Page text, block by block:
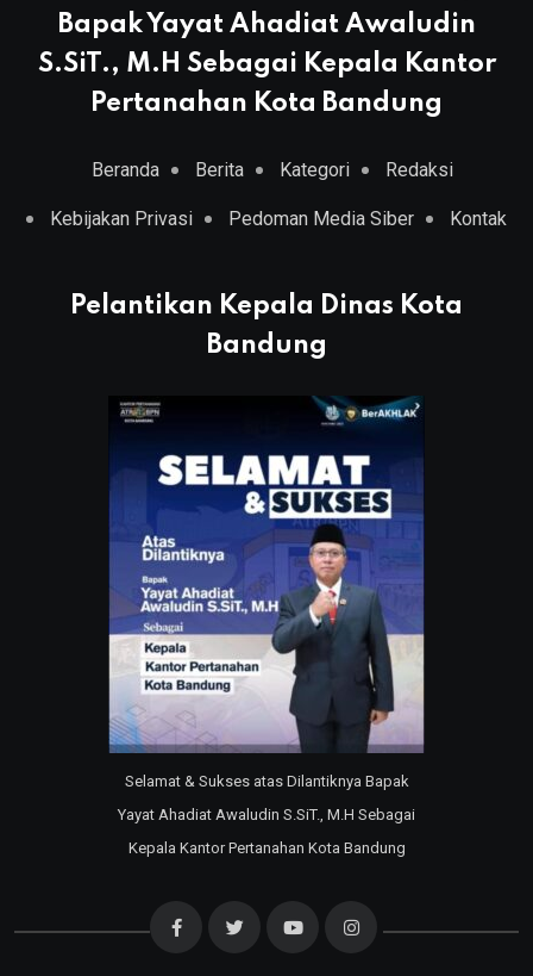
Bapak Yayat Ahadiat Awaludin
S.SiT., M.H Sebagai Kepala Kantor
Pertanahan Kota Bandung
Beranda Berita Kategori Redaksi
Kebijakan Privasi Pedoman Media Siber Kontak
Pelantikan Kepala Dinas Kota
Bandung
Selamat & Sukses atas Dilantiknya Bapak
Yayat Ahadiat Awaludin S.SiT., M.H Sebagai
Kepala Kantor Pertanahan Kota Bandung